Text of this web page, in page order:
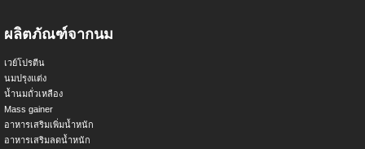
ผลิตภัณฑ์จากนม
เวย์โปรตีน
นมปรุงแต่ง
น้ำนมถั่วเหลือง
Mass gainer
อาหารเสริมเพิ่มน้ำหนัก
อาหารเสริมลดน้ำหนัก